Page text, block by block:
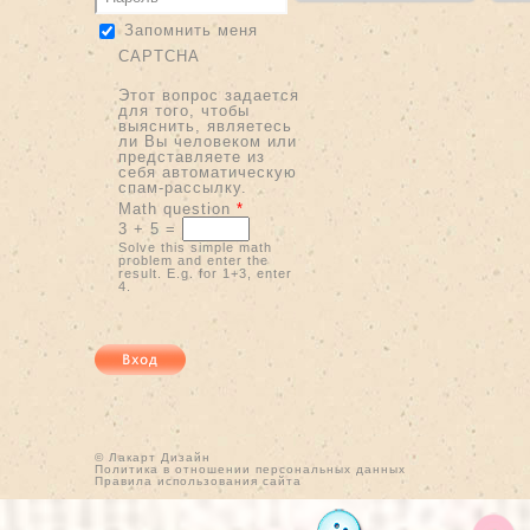
Запомнить меня
CAPTCHA
Этот вопрос задается
для того, чтобы
выяснить, являетесь
ли Вы человеком или
представляете из
себя автоматическую
спам-рассылку.
Math question *
3 + 5 =
Solve this simple math
problem and enter the
result. E.g. for 1+3, enter
4.
Страницы
© Лакарт Дизайн
Политика в отношении персональных данных
Правила использования сайта